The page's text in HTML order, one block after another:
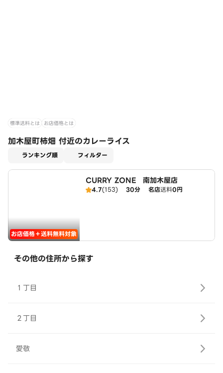
標準送料とは お店価格とは
加木屋町柿畑 付近のカレーライス
ランキング順 フィルター
お店価格＋送料無料対象
CURRY ZONE 南加木屋店
4.7(153) 30分 名店送料0円
その他の住所から探す
１丁目
２丁目
愛敬